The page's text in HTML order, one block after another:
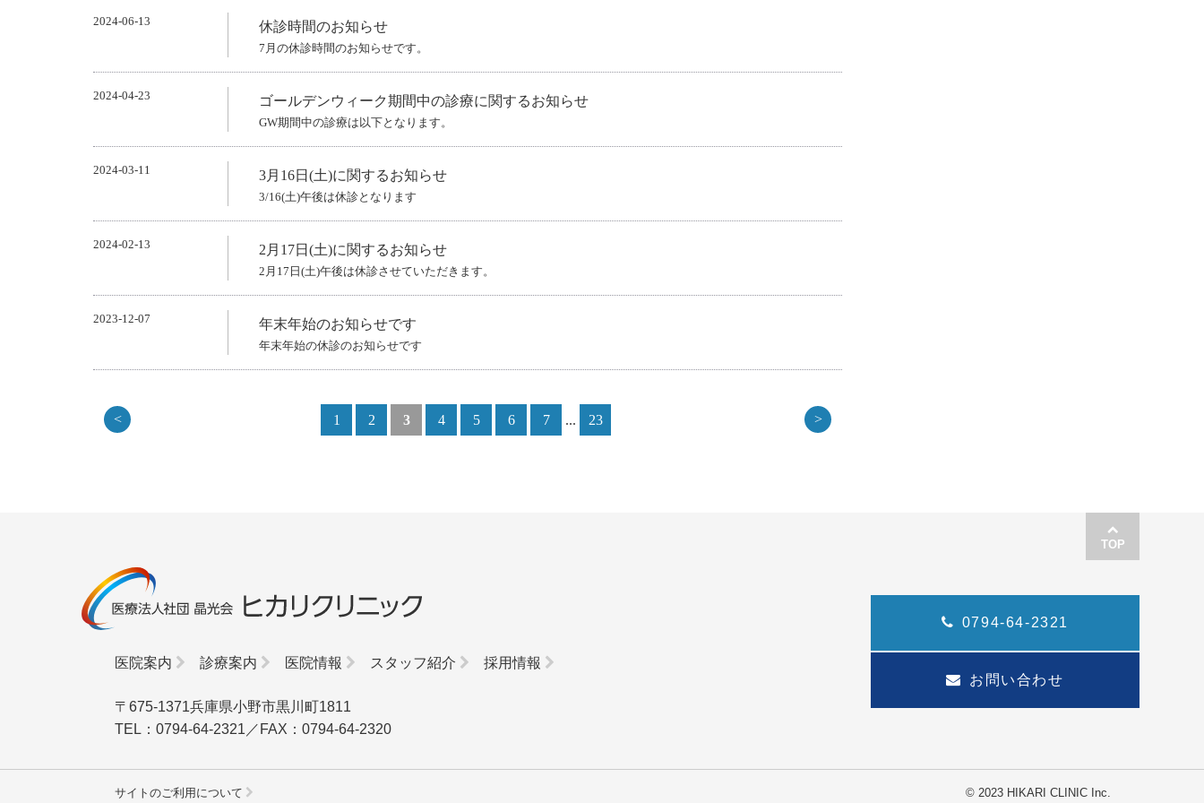
2024-06-13 休診時間のお知らせ
7月の休診時間のお知らせです。
2024-04-23 ゴールデンウィーク期間中の診療に関するお知らせ
GW期間中の診療は以下となります。
2024-03-11 3月16日(土)に関するお知らせ
3/16(土)午後は休診となります
2024-02-13 2月17日(土)に関するお知らせ
2月17日(土)午後は休診させていただきます。
2023-12-07 年末年始のお知らせです
年末年始の休診のお知らせです
< 1 2 3 4 5 6 7 ... 23 >
TOP
医院案内 診療案内 医院情報 スタッフ紹介 採用情報
〒675-1371兵庫県小野市黒川町1811
TEL：0794-64-2321／FAX：0794-64-2320
0794-64-2321
お問い合わせ
サイトのご利用について © 2023 HIKARI CLINIC Inc.